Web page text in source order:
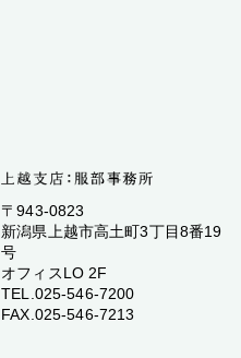
〒943-0823
新潟県上越市高土町3丁目8番19
号
オフィスLO 2F
TEL.025-546-7200
FAX.025-546-7213